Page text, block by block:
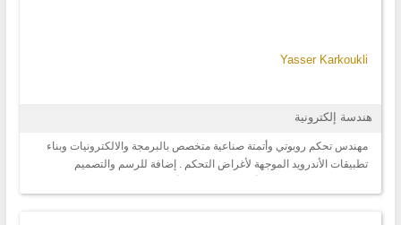
Yasser Karkoukli
هندسة إلكترونية
مهندس تحكم روبوتي وأتمتة صناعية متخصص بالبرمجة والالكترونيات وبناء
تطبيقات الأندرويد الموجهة لأغراض التحكم . إضافة للرسم والتصميم
مستوى عالي . أملك مهارات في مجالات التصميم والمونتاج الفيديوي. حالياً